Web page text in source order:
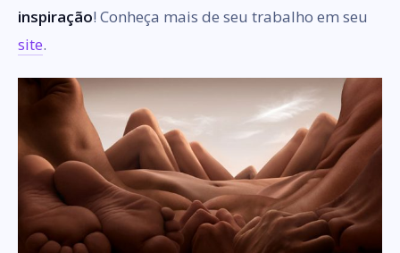
inspiração! Conheça mais de seu trabalho em seu
site.